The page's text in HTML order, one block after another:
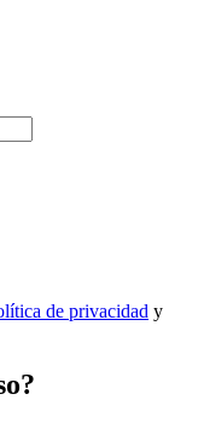
de privacidad y